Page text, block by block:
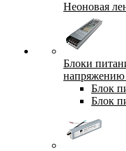
Неоновая
Блоки
напряжению
Блок
Блок